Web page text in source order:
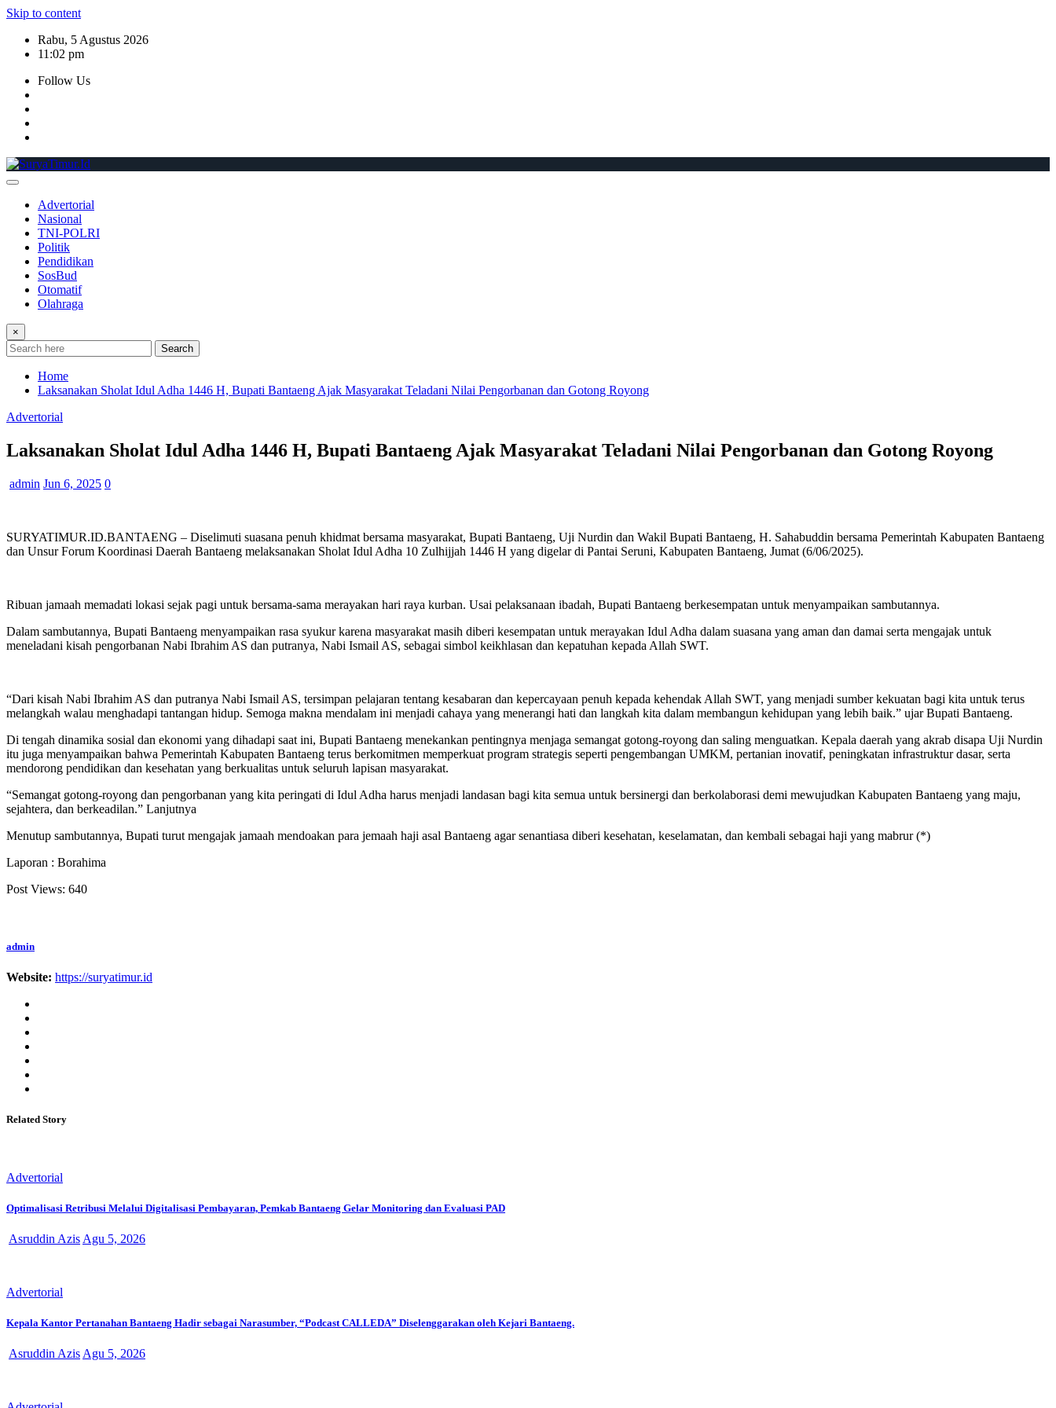
Skip to content
Rabu, 5 Agustus 2026
11:02 pm
Follow Us
Advertorial
Nasional
TNI-POLRI
Politik
Pendidikan
SosBud
Otomatif
Olahraga
×
Search
Home
Laksanakan Sholat Idul Adha 1446 H, Bupati Bantaeng Ajak Masyarakat Teladani Nilai Pengorbanan dan Gotong Royong
Advertorial
Laksanakan Sholat Idul Adha 1446 H, Bupati Bantaeng Ajak Masyarakat Teladani Nilai Pengorbanan dan Gotong Royong
admin Jun 6, 2025 0
SURYATIMUR.ID.BANTAENG – Diselimuti suasana penuh khidmat bersama masyarakat, Bupati Bantaeng, Uji Nurdin dan Wakil Bupati Bantaeng, H. Sahabuddin bersama Pemerintah Kabupaten Bantaeng
dan Unsur Forum Koordinasi Daerah Bantaeng melaksanakan Sholat Idul Adha 10 Zulhijjah 1446 H yang digelar di Pantai Seruni, Kabupaten Bantaeng, Jumat (6/06/2025).
Ribuan jamaah memadati lokasi sejak pagi untuk bersama-sama merayakan hari raya kurban. Usai pelaksanaan ibadah, Bupati Bantaeng berkesempatan untuk menyampaikan sambutannya.
Dalam sambutannya, Bupati Bantaeng menyampaikan rasa syukur karena masyarakat masih diberi kesempatan untuk merayakan Idul Adha dalam suasana yang aman dan damai serta mengajak untuk
meneladani kisah pengorbanan Nabi Ibrahim AS dan putranya, Nabi Ismail AS, sebagai simbol keikhlasan dan kepatuhan kepada Allah SWT.
“Dari kisah Nabi Ibrahim AS dan putranya Nabi Ismail AS, tersimpan pelajaran tentang kesabaran dan kepercayaan penuh kepada kehendak Allah SWT, yang menjadi sumber kekuatan bagi kita untuk terus
melangkah walau menghadapi tantangan hidup. Semoga makna mendalam ini menjadi cahaya yang menerangi hati dan langkah kita dalam membangun kehidupan yang lebih baik.” ujar Bupati Bantaeng.
Di tengah dinamika sosial dan ekonomi yang dihadapi saat ini, Bupati Bantaeng menekankan pentingnya menjaga semangat gotong-royong dan saling menguatkan. Kepala daerah yang akrab disapa Uji Nurdin
itu juga menyampaikan bahwa Pemerintah Kabupaten Bantaeng terus berkomitmen memperkuat program strategis seperti pengembangan UMKM, pertanian inovatif, peningkatan infrastruktur dasar, serta
mendorong pendidikan dan kesehatan yang berkualitas untuk seluruh lapisan masyarakat.
“Semangat gotong-royong dan pengorbanan yang kita peringati di Idul Adha harus menjadi landasan bagi kita semua untuk bersinergi dan berkolaborasi demi mewujudkan Kabupaten Bantaeng yang maju,
sejahtera, dan berkeadilan.” Lanjutnya
Menutup sambutannya, Bupati turut mengajak jamaah mendoakan para jemaah haji asal Bantaeng agar senantiasa diberi kesehatan, keselamatan, dan kembali sebagai haji yang mabrur (*)
Laporan : Borahima
Post Views: 640
admin
Website: https://suryatimur.id
Related Story
Advertorial
Optimalisasi Retribusi Melalui Digitalisasi Pembayaran, Pemkab Bantaeng Gelar Monitoring dan Evaluasi PAD
Asruddin Azis Agu 5, 2026
Advertorial
Kepala Kantor Pertanahan Bantaeng Hadir sebagai Narasumber, “Podcast CALLEDA” Diselenggarakan oleh Kejari Bantaeng.
Asruddin Azis Agu 5, 2026